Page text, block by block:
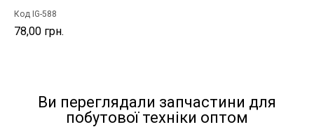
Код IG-588
78,00 грн.
Ви переглядали запчастини для
побутової техніки оптом